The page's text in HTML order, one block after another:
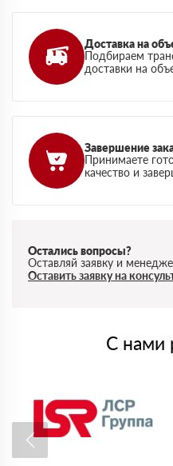
Доставка на
Подбираем
доставки на
Завершение
Принимаете
качество и
Остались вопросы?
Оставляй заявку и
Оставить заявку на
С нами